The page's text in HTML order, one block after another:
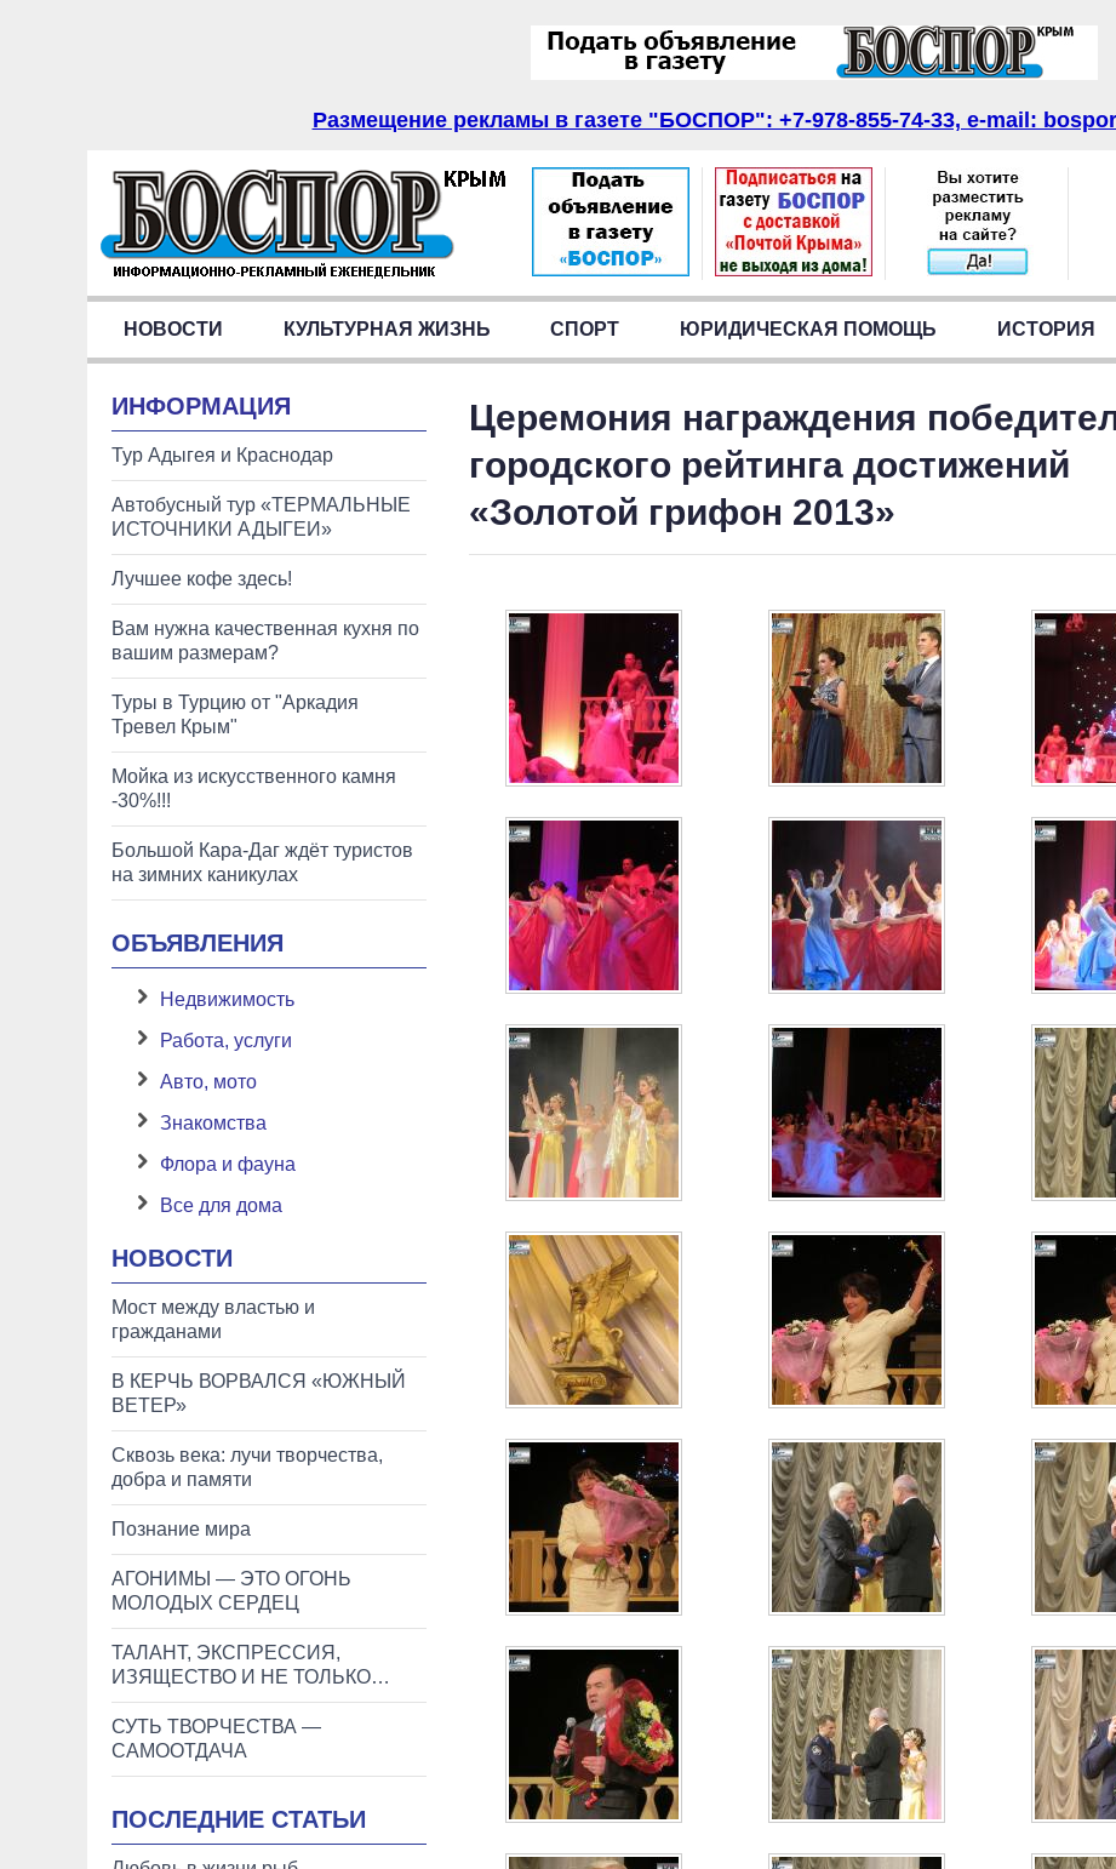
Размещение рекламы в газете "БОСПОР": +7-978-855-74-33, e-mail:
НОВОСТИ КУЛЬТУРНАЯ ЖИЗНЬ СПОРТ ЮРИДИЧЕСКАЯ ПОМОЩЬ ИСТОРИЯ
ИНФОРМАЦИЯ
Тур Адыгея и Краснодар
Автобусный тур «ТЕРМАЛЬНЫЕ
ИСТОЧНИКИ АДЫГЕИ»
Лучшее кофе здесь!
Вам нужна качественная кухня по
вашим размерам?
Туры в Турцию от "Аркадия
Тревел Крым"
Мойка из искусственного камня
-30%!!!
Большой Кара-Даг ждёт туристов
на зимних каникулах
ОБЪЯВЛЕНИЯ
Недвижимость
Работа, услуги
Авто, мото
Знакомства
Флора и фауна
Все для дома
НОВОСТИ
Мост между властью и
гражданами
В КЕРЧЬ ВОРВАЛСЯ «ЮЖНЫЙ
ВЕТЕР»
Сквозь века: лучи творчества,
добра и памяти
Познание мира
АГОНИМЫ — ЭТО ОГОНЬ
МОЛОДЫХ СЕРДЕЦ
ТАЛАНТ, ЭКСПРЕССИЯ,
ИЗЯЩЕСТВО И НЕ ТОЛЬКО…
СУТЬ ТВОРЧЕСТВА —
САМООТДАЧА
ПОСЛЕДНИЕ СТАТЬИ
Церемония награждения
городского рейтинга достижений
«Золотой грифон 2013»